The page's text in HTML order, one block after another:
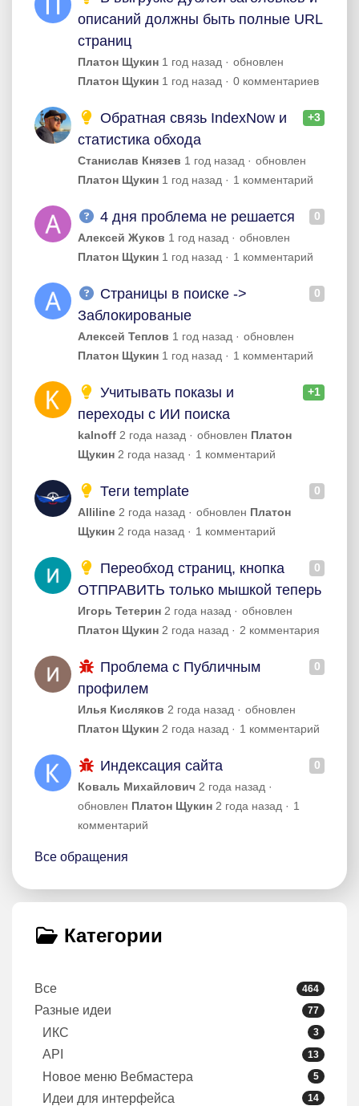
описаний должны быть полные URL
страниц
Платон Щукин 1 год назад
обновлен
Платон Щукин 1 год назад 0 комментариев
+3
Обратная связь IndexNow и
статистика обхода
Станислав Князев 1 год назад
обновлен
Платон Щукин 1 год назад 1 комментарий
0
4 дня проблема не решается
Алексей Жуков 1 год назад
обновлен
Платон Щукин 1 год назад 1 комментарий
0
Страницы в поиске ->
Заблокированые
Алексей Теплов 1 год назад
обновлен
Платон Щукин 1 год назад 1 комментарий
+1
Учитывать показы и
переходы с ИИ поиска
kalnoff 2 года назад обновлен Платон
Щукин 2 года назад 1 комментарий
0
Теги template
Alliline 2 года назад обновлен Платон
Щукин 2 года назад 1 комментарий
0
Переобход страниц, кнопка
ОТПРАВИТЬ только мышкой теперь
Игорь Тетерин 2 года назад
обновлен
Платон Щукин 2 года назад 2 комментария
0
Проблема с Публичным
профилем
Илья Кисляков 2 года назад
обновлен
Платон Щукин 2 года назад 1 комментарий
0
Индексация сайта
Коваль Михайлович 2 года назад
обновлен Платон Щукин 2 года назад
1
комментарий
Все обращения
Категории
Все 464
Разные идеи 77
ИКС 3
API 13
Новое меню Вебмастера 5
Идеи для интерфейса 14